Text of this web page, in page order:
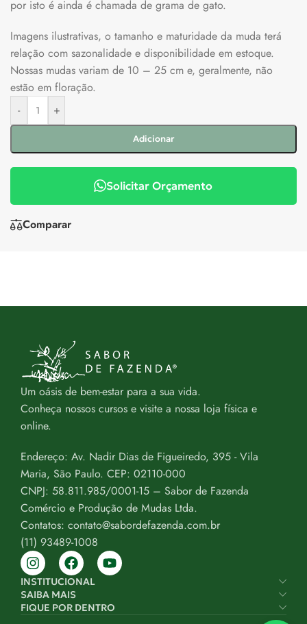
por isto é ainda é chamada de grama de gato.
Imagens ilustrativas, o tamanho e maturidade da muda terá
relação com sazonalidade e disponibilidade em estoque.
Nossas mudas variam de 10 – 25 cm e, geralmente, não
estão em floração.
-
+
Adicionar
Solicitar Orçamento
Comparar
Um oásis de bem-estar para a sua vida.
Conheça nossos cursos e visite a nossa loja física e
online.
Endereço: Av. Nadir Dias de Figueiredo, 395 - Vila
Maria, São Paulo. CEP: 02110-000
CNPJ: 58.811.985/0001-15 – Sabor de Fazenda
Comércio e Produção de Mudas Ltda.
Contatos: contato@sabordefazenda.com.br
(11) 93489-1008
INSTITUCIONAL
SAIBA MAIS
FIQUE POR DENTRO